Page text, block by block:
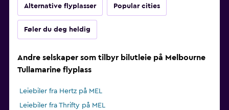
Alternative flyplasser Popular cities
Føler du deg heldig
Andre selskaper som tilbyr bilutleie på Melbourne
Tullamarine flyplass
Leiebiler fra Hertz på MEL
Leiebiler fra Thrifty på MEL